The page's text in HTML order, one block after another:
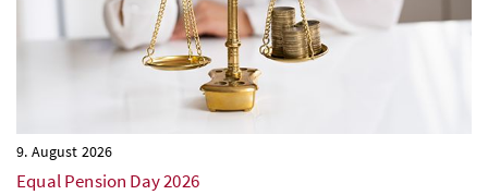
9. August 2026
Equal Pension Day2026